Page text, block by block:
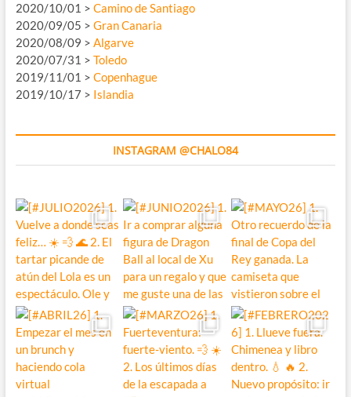
2020/10/01 > Camino de Santiago
2020/09/05 > Gran Canaria
2020/08/09 > Algarve
2020/07/31 > Toledo
2019/11/01 > Copenhague
2019/10/17 > Islandia
INSTAGRAM @CHALO84